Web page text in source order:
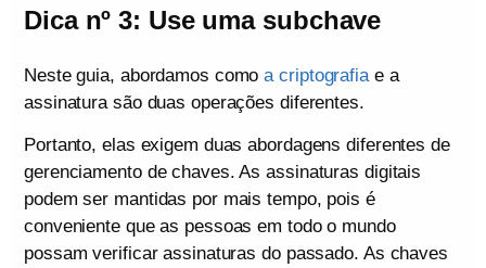
Dica nº 3: Use uma subchave
Neste guia, abordamos comoa criptografiae a
assinatura são duas operações diferentes.
Portanto, elas exigem duas abordagens diferentes de
gerenciamento de chaves. As assinaturas digitais
podem ser mantidas por mais tempo, pois é
conveniente que as pessoas em todo o mundo
possam verificar assinaturas do passado. As chaves